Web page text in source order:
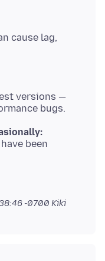
cause lag,
versions —
been
-0700 Kiki